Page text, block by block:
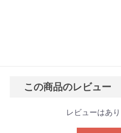
この商品のレビュー
レビューはあり